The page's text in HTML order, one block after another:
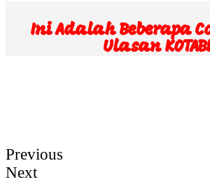
Ini Adalah Beberapa
Ulasan KOTABI
Previous
Next